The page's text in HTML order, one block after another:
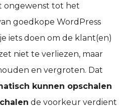
ongewenst tot het
goedkope WordPress
iets doen om de klant(en)
niet te verliezen, maar
en vergroten. Dat
kunnen opschalen
de voorkeur verdient